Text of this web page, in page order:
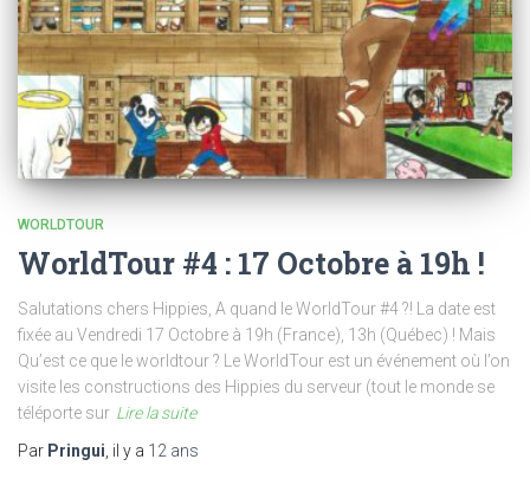
WORLDTOUR
WorldTour #4 : 17 Octobre à 19h !
Salutations chers Hippies, A quand le WorldTour #4 ?! La date est
fixée au Vendredi 17 Octobre à 19h (France), 13h (Québec) ! Mais
Qu’est ce que le worldtour ? Le WorldTour est un événement où l’on
visite les constructions des Hippies du serveur (tout le monde se
téléporte sur Lire la suite
Par Pringui , il y a 12 ans